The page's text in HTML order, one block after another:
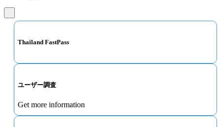
Thailand FastPass
ユーザー調査
Get more information